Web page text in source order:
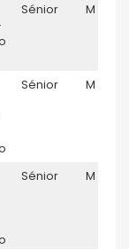
Sénior M
Sénior M
Sénior M